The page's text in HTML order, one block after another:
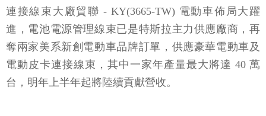
連接線束大廠貿聯 - KY(3665-TW) 電動車佈局大躍
進，電池電源管理線束已是特斯拉主力供應廠商，再
奪兩家美系新創電動車品牌訂單，供應豪華電動車及
電動皮卡連接線束，其中一家年產量最大將達 40 萬
台，明年上半年起將陸續貢獻營收。